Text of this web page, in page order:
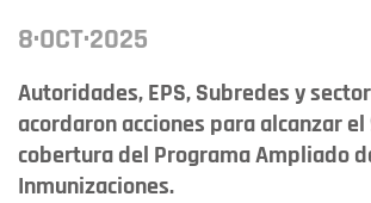
8·OCT·2025
Autoridades, EPS, Subredes y
acordaron acciones para alcanzar el
cobertura del Programa Ampliado
Inmunizaciones.